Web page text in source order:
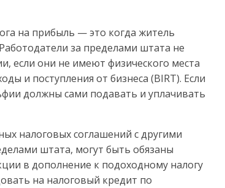
на прибыль — это когда житель
за пределами штата не
если они не имеют физического места
и поступления от бизнеса (BIRT). Если
должны сами подавать и уплачивать
налоговых соглашений с другими
штата, могут быть обязаны
в дополнение к подоходному налогу
на налоговый кредит по